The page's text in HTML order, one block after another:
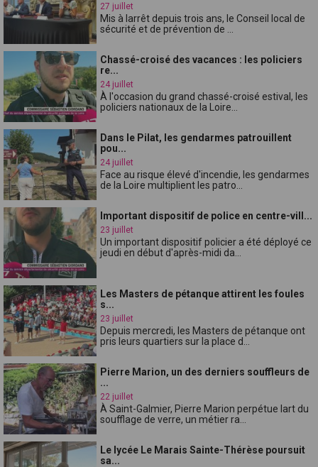
27 juillet
Mis à larrêt depuis trois ans, le Conseil local de
sécurité et de prévention de ...
Chassé-croisé des vacances : les policiers
re...
24 juillet
À l'occasion du grand chassé-croisé estival, les
policiers nationaux de la Loire...
Dans le Pilat, les gendarmes patrouillent
pou...
24 juillet
Face au risque élevé d'incendie, les gendarmes
de la Loire multiplient les patro...
Important dispositif de police en centre-vill...
23 juillet
Un important dispositif policier a été déployé ce
jeudi en début d'après-midi da...
Les Masters de pétanque attirent les foules
s...
23 juillet
Depuis mercredi, les Masters de pétanque ont
pris leurs quartiers sur la place d...
Pierre Marion, un des derniers souffleurs de
...
22 juillet
À Saint-Galmier, Pierre Marion perpétue lart du
soufflage de verre, un métier ra...
Le lycée Le Marais Sainte-Thérèse poursuit
sa...